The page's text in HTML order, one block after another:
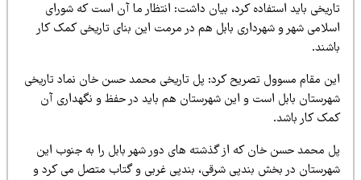
باید استفاده کرد، بیان داشت: انتظار ما آن است که شورای
شهر و شهرداری بابل هم در مرمت این بنای تاریخی کمک کار
مقام مسوول تصریح کرد: پل تاریخی محمد حسن خان نماد تاریخی
بابل است و این شهرستان هم باید در حفظ و نگهداری آن
کار باشد.
محمد حسن خان که از گذشته های دور شهر بابل را به جنوب این
در بخش بندپی شرقی، بندپی غربی و گتاب متصل می کرد و